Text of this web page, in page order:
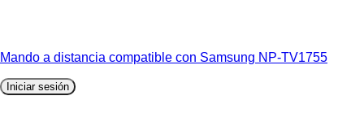
Mando a distancia compatible con Samsung NP-TV1755
Iniciar sesión